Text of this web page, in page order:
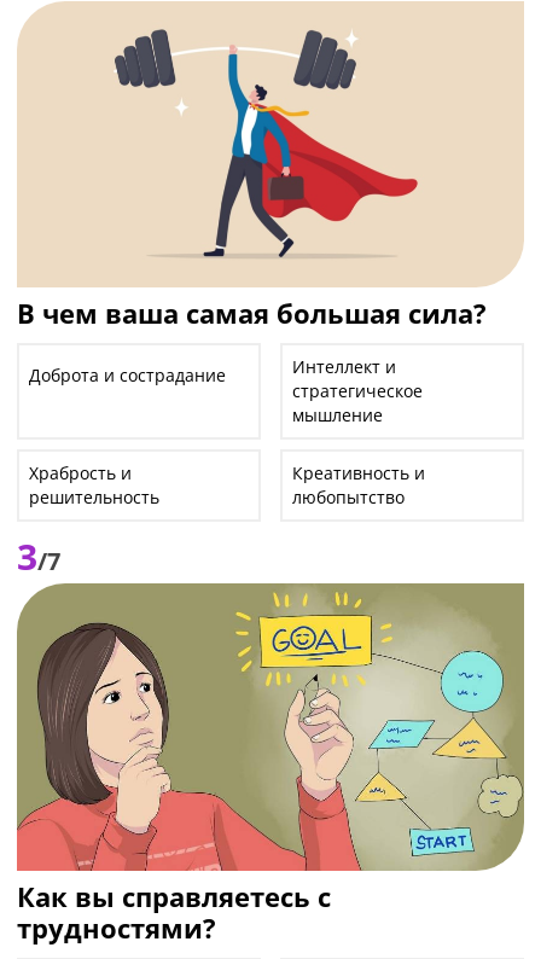
В чем ваша самая большая сила?
Доброта и сострадание
Интеллект и
стратегическое
мышление
Храбрость и
решительность
Креативность и
любопытство
3/7
Как вы справляетесь с
трудностями?